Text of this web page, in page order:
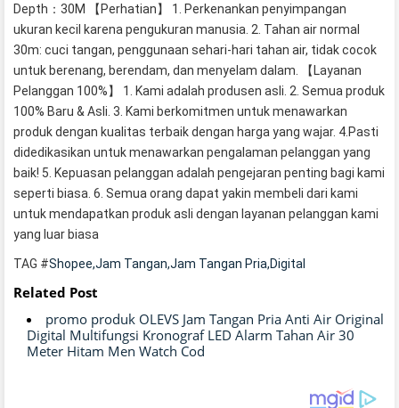
Depth：30M 【Perhatian】 1. Perkenankan penyimpangan
ukuran kecil karena pengukuran manusia. 2. Tahan air normal
30m: cuci tangan, penggunaan sehari-hari tahan air, tidak cocok
untuk berenang, berendam, dan menyelam dalam. 【Layanan
Pelanggan 100%】 1. Kami adalah produsen asli. 2. Semua produk
100% Baru & Asli. 3. Kami berkomitmen untuk menawarkan
produk dengan kualitas terbaik dengan harga yang wajar. 4.Pasti
didedikasikan untuk menawarkan pengalaman pelanggan yang
baik! 5. Kepuasan pelanggan adalah pengejaran penting bagi kami
seperti biasa. 6. Semua orang dapat yakin membeli dari kami
untuk mendapatkan produk asli dengan layanan pelanggan kami
yang luar biasa
TAG #Shopee,Jam Tangan,Jam Tangan Pria,Digital
Related Post
promo produk OLEVS Jam Tangan Pria Anti Air Original
Digital Multifungsi Kronograf LED Alarm Tahan Air 30
Meter Hitam Men Watch Cod